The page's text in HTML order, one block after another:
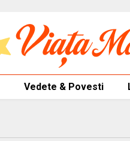
Vedete & Povesti